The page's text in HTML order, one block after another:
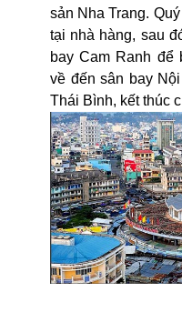
sản Nha Trang.
tại nhà hàng, sau
bay Cam Ranh để
về đến sân bay
Thái Bình, kết thúc